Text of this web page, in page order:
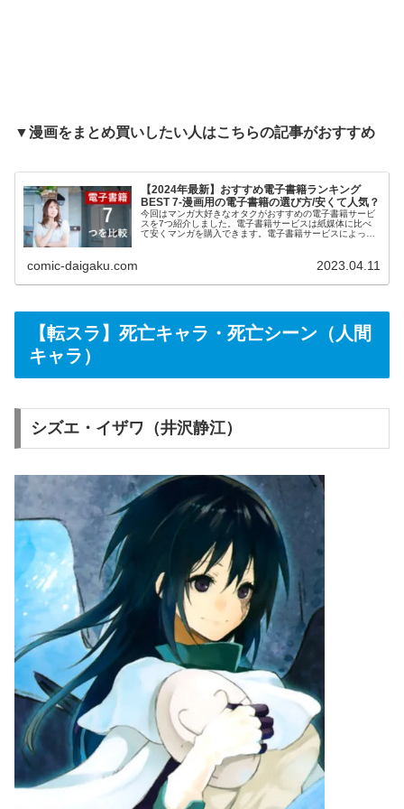
▼漫画をまとめ買いしたい人はこちらの記事がおすすめ
【2024年最新】おすすめ電子書籍ランキング
BEST 7-漫画用の電子書籍の選び方/安くて人気？
今回はマンガ大好きなオタクがおすすめの電子書籍サービ
スを7つ紹介しました。電子書籍サービスは紙媒体に比べ
て安くマンガを購入できます。電子書籍サービスによって
子書籍を知りたい方は是非こちらをご覧ください！
comic-daigaku.com 2023.04.11
【転スラ】死亡キャラ・死亡シーン（人間
キャラ）
シズエ・イザワ（井沢静江）